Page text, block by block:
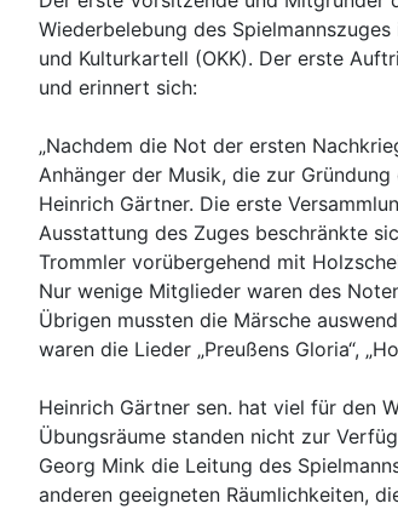
Wiederbelebung des
und Kulturkartell (OKK). Der erste
und erinnert sich:
„Nachdem die Not der ersten
Anhänger der Musik, die zur
Heinrich Gärtner. Die erste
Ausstattung des Zuges beschränkte
Trommler vorübergehend mit
Nur wenige Mitglieder waren des
Übrigen mussten die Märsche
waren die Lieder „Preußens Gloria“,
Heinrich Gärtner sen. hat viel für den
Übungsräume standen nicht zur
Georg Mink die Leitung des
anderen geeigneten Räumlichkeiten,